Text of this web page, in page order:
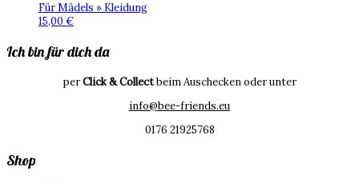
Für Mädels » Kleidung
15,00 €
Ich bin für dich da
perClick & Collectbeim Auschecken oder unter
info@bee-friends.eu
0176 21925768
Shop